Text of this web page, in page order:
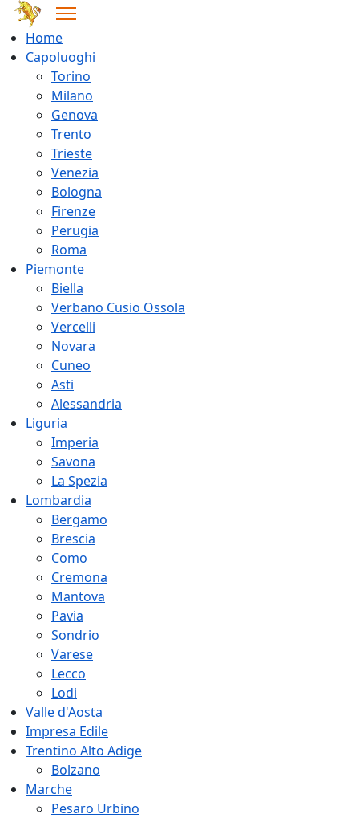
Home
Capoluoghi
Torino
Milano
Genova
Trento
Trieste
Venezia
Bologna
Firenze
Perugia
Roma
Piemonte
Biella
Verbano Cusio Ossola
Vercelli
Novara
Cuneo
Asti
Alessandria
Liguria
Imperia
Savona
La Spezia
Lombardia
Bergamo
Brescia
Como
Cremona
Mantova
Pavia
Sondrio
Varese
Lecco
Lodi
Valle d'Aosta
Impresa Edile
Trentino Alto Adige
Bolzano
Marche
Pesaro Urbino